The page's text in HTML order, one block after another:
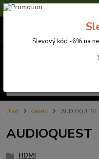
Sleva 6% na
Úvod Kabely AUDIOQUEST
AUDIOQUEST
HDMI
Slevový kód -6% na